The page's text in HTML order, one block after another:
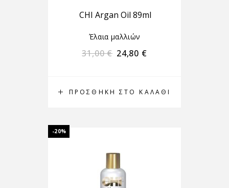
ΠΡΟΣΘΉΚΗ ΣΤΟ ΚΑΛΆΘΙ
CHI Argan Oil 89ml
Έλαια μαλλιών
31,00€ 24,80 €
-20%